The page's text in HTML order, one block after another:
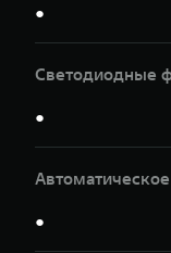
●
Светодиодные
●
●